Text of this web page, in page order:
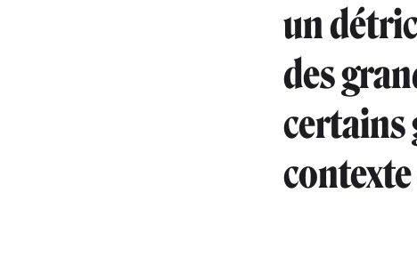
un
des
certains